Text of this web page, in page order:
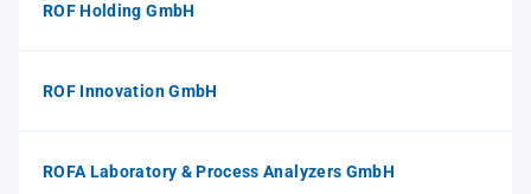
ROF Holding GmbH
ROF Innovation GmbH
ROFA Laboratory & Process Analyzers GmbH